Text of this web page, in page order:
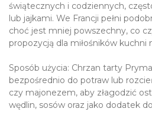
świątecznych i codziennych,
lub jajkami. We Francji pełni
choć jest mniej powszechny, co
propozycją dla miłośników kuchni
Sposób użycia: Chrzan tarty
bezpośrednio do potraw lub
czy majonezem, aby złagodzić
wędlin, sosów oraz jako dodatek